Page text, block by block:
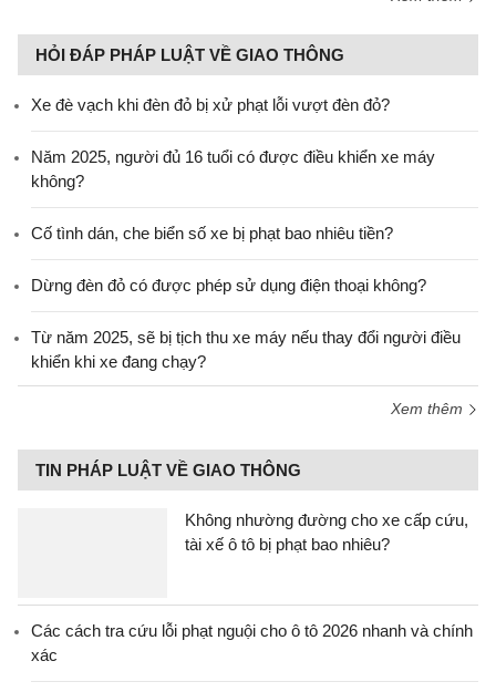
HỎI ĐÁP PHÁP LUẬT VỀ GIAO THÔNG
Xe đè vạch khi đèn đỏ bị xử phạt lỗi vượt đèn đỏ?
Năm 2025, người đủ 16 tuổi có được điều khiển xe máy
không?
Cố tình dán, che biển số xe bị phạt bao nhiêu tiền?
Dừng đèn đỏ có được phép sử dụng điện thoại không?
Từ năm 2025, sẽ bị tịch thu xe máy nếu thay đổi người điều
khiển khi xe đang chạy?
Xem thêm
TIN PHÁP LUẬT VỀ GIAO THÔNG
Không nhường đường cho xe cấp cứu,
tài xế ô tô bị phạt bao nhiêu?
Các cách tra cứu lỗi phạt nguội cho ô tô 2026 nhanh và chính
xác